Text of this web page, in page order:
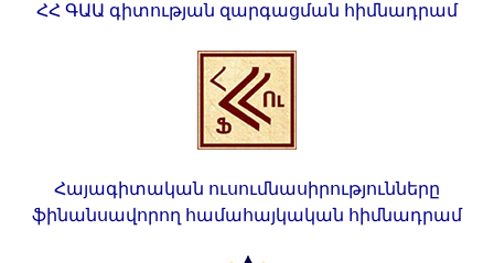
ՀՀ ԳԱԱ գիտության զարգացման հիմնադրամ
Հայագիտական ուսումնասիրությունները
ֆինանսավորող համահայկական հիմնադրամ